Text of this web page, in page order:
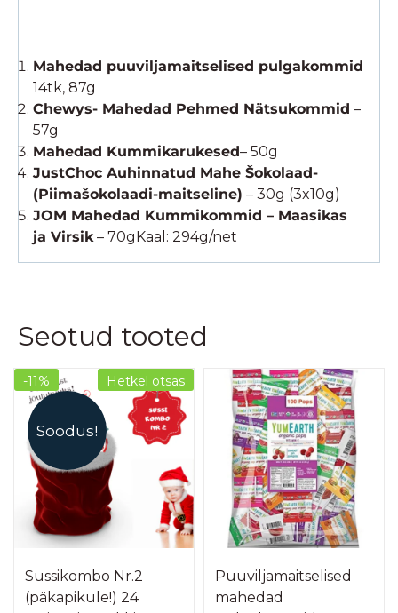
Mahedad puuviljamaitselised pulgakommid
14tk, 87g
Chewys- Mahedad Pehmed Nätsukommid –
57g
Mahedad Kummikarukesed– 50g
JustChoc Auhinnatud Mahe Šokolaad-
(Piimašokolaadi-maitseline) – 30g (3x10g)
JOM Mahedad Kummikommid – Maasikas
ja Virsik – 70gKaal: 294g/net
Seotud tooted
Soodus!
Hetkel otsas
-11%
Sussikombo Nr.2
(päkapikule!) 24
Puuviljamaitselised
mahedad